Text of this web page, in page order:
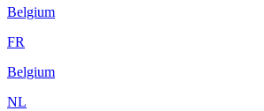
Belgium
FR
Belgium
NL